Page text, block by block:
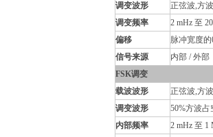
调变波形
正弦波,方
调变频率
2 mHz 至
偏移
脉冲宽度
信号来源
内部 / 外部
FSK调变
载波波形
正弦波,方
调变波形
50%方波占
内部频率
2 mHz 至 1